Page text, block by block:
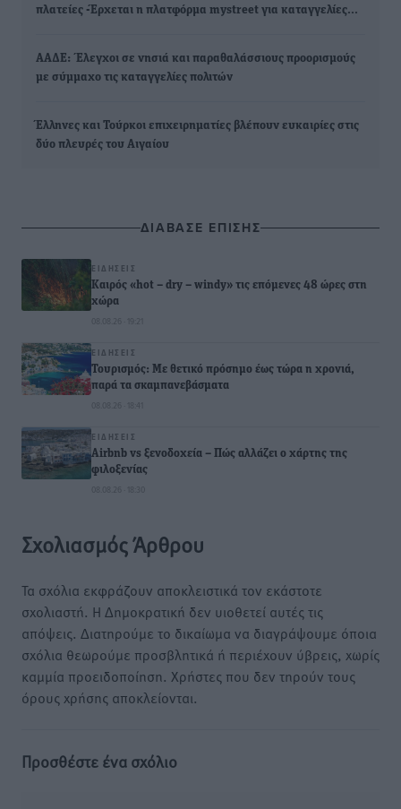
πλατείες -Έρχεται η πλατφόρμα mystreet για καταγγελίες…
AAΔΕ: Έλεγχοι σε νησιά και παραθαλάσσιους προορισμούς
με σύμμαχο τις καταγγελίες πολιτών
Έλληνες και Τούρκοι επιχειρηματίες βλέπουν ευκαιρίες στις
δύο πλευρές του Αιγαίου
ΔΙΑΒΑΣΕ ΕΠΙΣΗΣ
ΕΙΔΉΣΕΙΣ
Καιρός «hot – dry – windy» τις επόμενες 48 ώρες στη
χώρα
08.08.26 · 19:21
ΕΙΔΉΣΕΙΣ
Τουρισμός: Με θετικό πρόσημο έως τώρα η χρονιά,
παρά τα σκαμπανεβάσματα
08.08.26 · 18:41
ΕΙΔΉΣΕΙΣ
Airbnb vs ξενοδοχεία – Πώς αλλάζει ο χάρτης της
φιλοξενίας
08.08.26 · 18:30
Σχολιασμός Άρθρου
Τα σχόλια εκφράζουν αποκλειστικά τον εκάστοτε
σχολιαστή. Η Δημοκρατική δεν υιοθετεί αυτές τις
απόψεις. Διατηρούμε το δικαίωμα να διαγράψουμε όποια
σχόλια θεωρούμε προσβλητικά ή περιέχουν ύβρεις, χωρίς
καμμία προειδοποίηση. Χρήστες που δεν τηρούν τους
όρους χρήσης αποκλείονται.
Προσθέστε ένα σχόλιο